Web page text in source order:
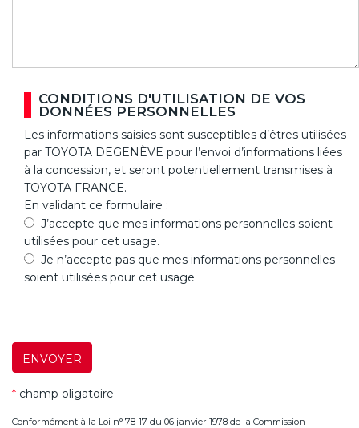
CONDITIONS D'UTILISATION DE VOS
DONNÉES PERSONNELLES
Les informations saisies sont susceptibles d’êtres utilisées
par TOYOTA DEGENÈVE pour l’envoi d’informations liées
à la concession, et seront potentiellement transmises à
TOYOTA FRANCE.
En validant ce formulaire :
J’accepte que mes informations personnelles soient
utilisées pour cet usage.
Je n’accepte pas que mes informations personnelles
soient utilisées pour cet usage
ENVOYER
* champ oligatoire
Conformément à la Loi n° 78-17 du 06 janvier 1978 de la Commission